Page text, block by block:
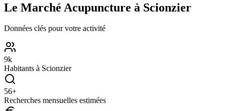
Le Marché Acupuncture à Scionzier
Données clés pour votre activité
9k
Habitants à Scionzier
56+
Recherches mensuelles estimées